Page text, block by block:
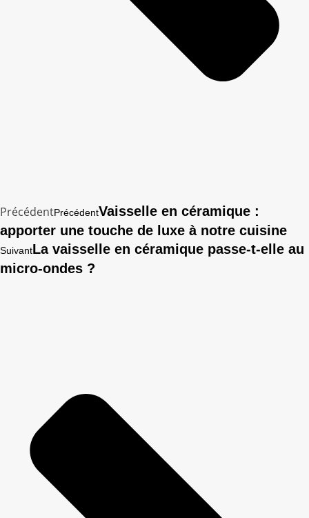
PrécédentPrécédentVaisselle en céramique :
apporter une touche de luxe à notre cuisine
SuivantLa vaisselle en céramique passe-t-elle au
micro-ondes ?